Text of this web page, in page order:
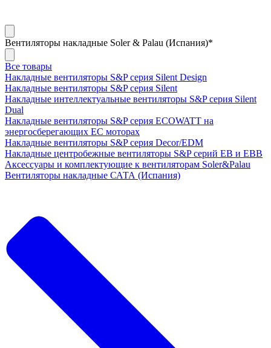
Вентиляторы накладные Soler & Palau (Испания)*
Все товары
Накладные вентиляторы S&P серия Silent Design
Накладные вентиляторы S&P серия Silent
Накладные интеллектуальные вентиляторы S&P серия Silent
Dual
Накладные вентиляторы S&P серия ECOWATT на
энергосберегающих ЕС моторах
Накладные вентиляторы S&P серия Decor/EDM
Накладные центробежные вентиляторы S&P серий EB и EBB
Аксессуары и комплектующие к вентиляторам Soler&Palau
Вентиляторы накладные САТА (Испания)